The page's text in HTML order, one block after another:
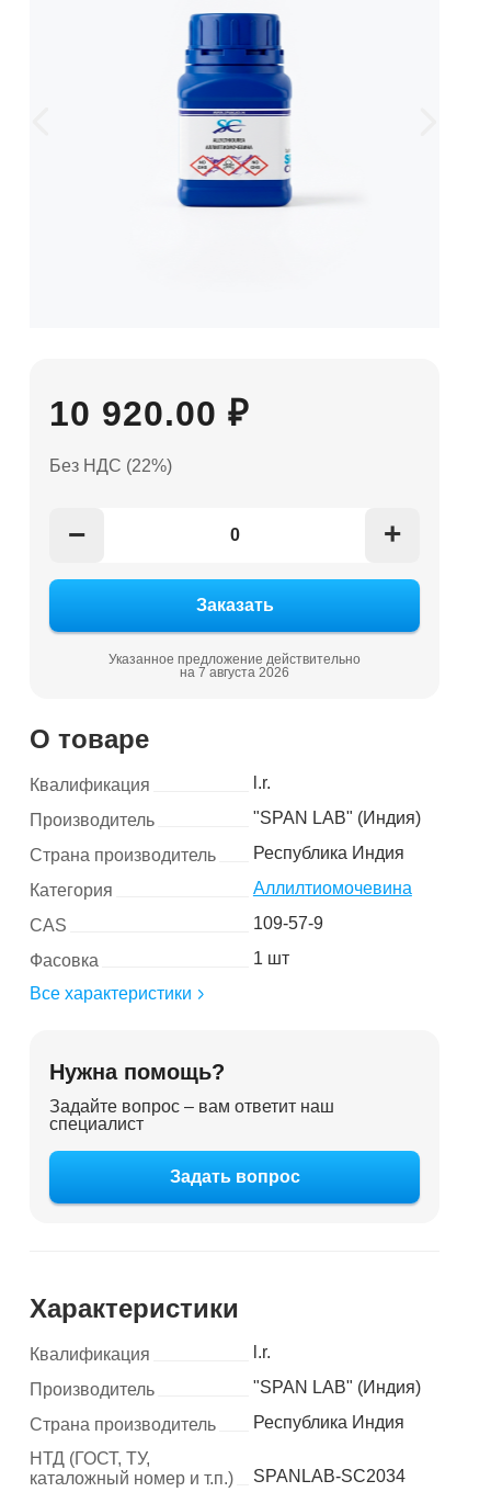
10 920.00 ₽
Без НДС (22%)
− +
Указанное предложение действительно
на 7 августа 2026
О товаре
Квалификация
l.r.
Производитель
"SPAN LAB" (Индия)
Страна производитель
Республика Индия
Категория
Аллилтиомочевина
CAS
109-57-9
Фасовка
1 шт
Все характеристики
Нужна помощь?
Задайте вопрос – вам ответит наш
специалист
Задать вопрос
Характеристики
Квалификация
l.r.
Производитель
"SPAN LAB" (Индия)
Страна производитель
Республика Индия
НТД (ГОСТ, ТУ,
каталожный номер и т.п.)
SPANLAB-SC2034